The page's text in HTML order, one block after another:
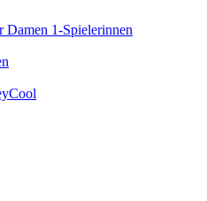
Damen 1-Spielerinnen